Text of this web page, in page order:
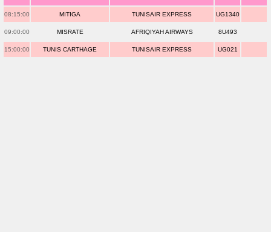
08:15:00 MITIGA TUNISAIR EXPRESS UG1340
09:00:00 MISRATE AFRIQIYAH AIRWAYS 8U493
15:00:00 TUNIS CARTHAGE TUNISAIR EXPRESS UG021